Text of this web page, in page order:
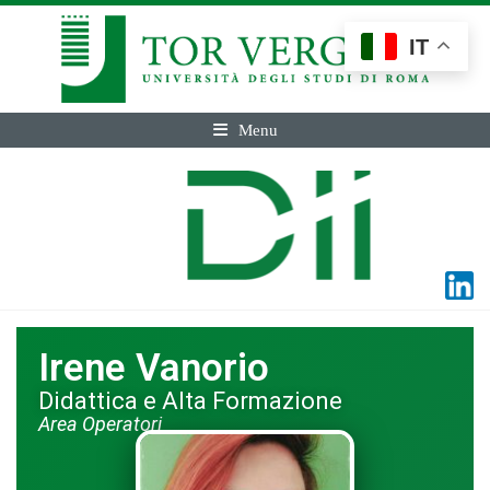
Menu
Irene Vanorio
Didattica e Alta Formazione
Area Operatori
IT